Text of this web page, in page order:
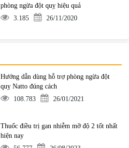
phòng ngừa đột quỵ hiệu quả
3.185
26/11/2020
Hướng dẫn dùng hỗ trợ phòng ngừa đột
quỵ Natto đúng cách
108.783
26/01/2021
Thuốc điều trị gan nhiễm mỡ độ 2 tốt nhất
hiện nay